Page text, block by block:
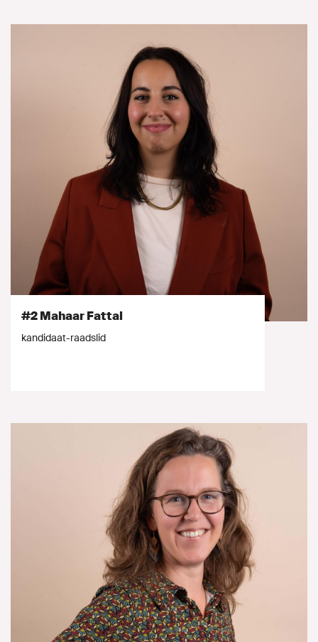
#2 Mahaar Fattal
kandidaat-raadslid